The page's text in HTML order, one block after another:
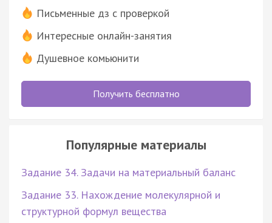
Письменные дз с проверкой
Интересные онлайн-занятия
Душевное комьюнити
Получить бесплатно
Популярные материалы
Задание 34. Задачи на материальный баланс
Задание 33. Нахождение молекулярной и
структурной формул вещества